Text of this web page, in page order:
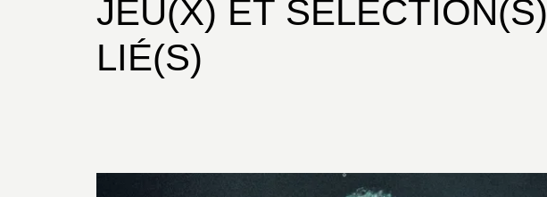
JEU(X) ET SÉLECTION(S)
LIÉ(S)